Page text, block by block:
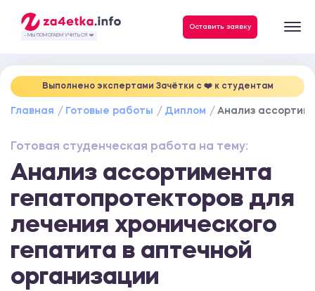
- МЫ ПОМОГАЕМ УЧИТЬСЯ ❤️
Оставить заявку
Выполнено экспертами Зачётки c ❤️ к студентам
Главная Готовые работы Диплом Анализ
Готовая студенческая работа на тему:
Анализ ассортимента
гепатопротекторов для
лечения хронического
гепатита в аптечной
организации